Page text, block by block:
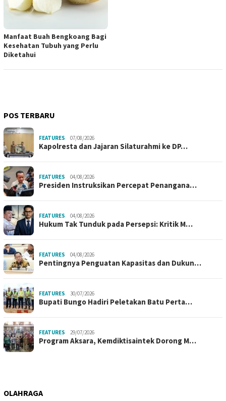
Manfaat Buah Bengkoang Bagi
Kesehatan Tubuh yang Perlu
Diketahui
POS TERBARU
FEATURES 07/08/2026
Kapolresta dan Jajaran Silaturahmi ke DP…
FEATURES 04/08/2026
Presiden Instruksikan Percepat Penangana…
FEATURES 04/08/2026
Hukum Tak Tunduk pada Persepsi: Kritik M…
FEATURES 04/08/2026
Pentingnya Penguatan Kapasitas dan Dukun…
FEATURES 30/07/2026
Bupati Bungo Hadiri Peletakan Batu Perta…
FEATURES 29/07/2026
Program Aksara, Kemdiktisaintek Dorong M…
OLAHRAGA